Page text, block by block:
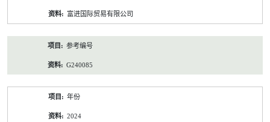
富进国际贸易有限公司
参考编号
G240085
年份
2024